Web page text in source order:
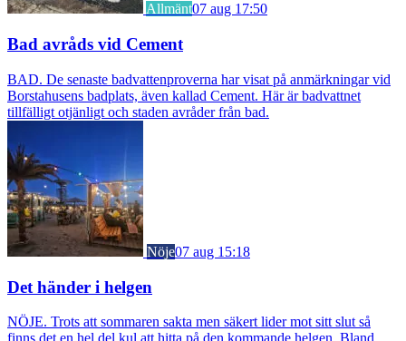
Allmänt07 aug 17:50
Bad avråds vid Cement
BAD. De senaste badvattenproverna har visat på anmärkningar vid
Borstahusens badplats, även kallad Cement. Här är badvattnet
tillfälligt otjänligt och staden avråder från bad.
Nöje07 aug 15:18
Det händer i helgen
NÖJE. Trots att sommaren sakta men säkert lider mot sitt slut så